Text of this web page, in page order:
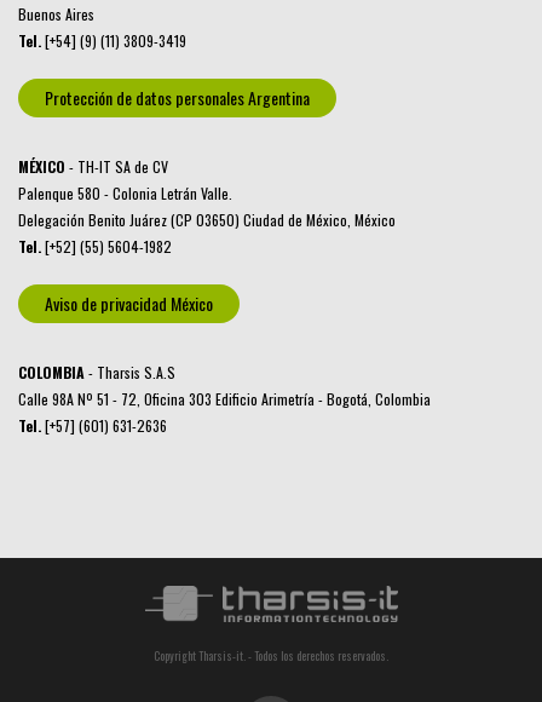
Buenos Aires
Tel.[+54] (9) (11) 3809-3419
Protección de datos personales Argentina
MÉXICO - TH-IT SA de CV
Palenque 580 - Colonia Letrán Valle.
Delegación Benito Juárez (CP 03650) Ciudad de México, México
Tel.[+52] (55) 5604-1982
Aviso de privacidad México
COLOMBIA - Tharsis S.A.S
Calle 98A Nº 51 - 72, Oficina 303 Edificio Arimetría - Bogotá, Colombia
Tel.[+57] (601) 631-2636
Copyright Tharsis-it. - Todos los derechos reservados.